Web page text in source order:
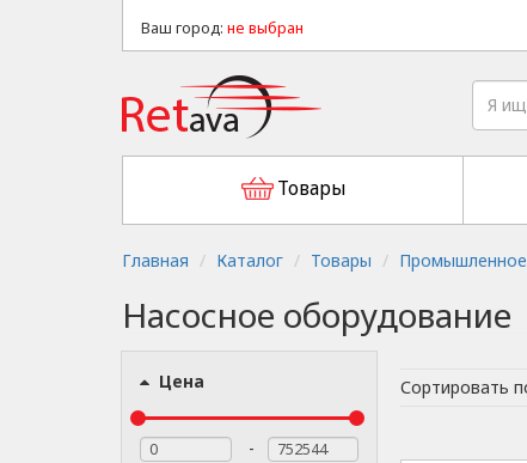
Ваш город: не выбран
Товары
Главная Каталог Товары Промышленное
Насосное оборудование
Цена
-
Сортировать